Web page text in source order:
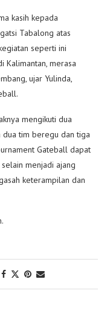
kasih kepada
Tabalong atas
seperti ini
Kalimantan, merasa
ujar Yulinda,
mengikuti dua
tim beregu dan tiga
Gateball dapat
menjadi ajang
keterampilan dan